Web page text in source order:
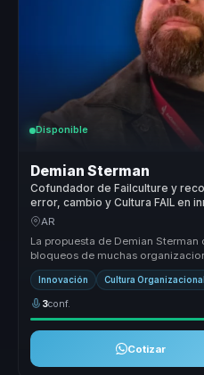
Disponible
Demian Sterman
Cofundador de Failculture y
error, cambio y Cultura FAIL en
para equipos.
AR
La propuesta de Demian
bloqueos de muchas
error para inn...
Innovación Cultura Organizacional
3conf.
Cotizar